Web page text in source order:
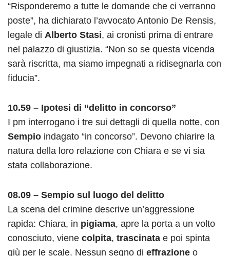
“Risponderemo a tutte le domande che ci verranno
poste”, ha dichiarato l’avvocato Antonio De Rensis,
legale di Alberto Stasi, ai cronisti prima di entrare
nel palazzo di giustizia. “Non so se questa vicenda
sarà riscritta, ma siamo impegnati a ridisegnarla con
fiducia”.
10.59 – Ipotesi di “delitto in concorso”
I pm interrogano i tre sui dettagli di quella notte, con
Sempio indagato “in concorso”. Devono chiarire la
natura della loro relazione con Chiara e se vi sia
stata collaborazione.
08.09 – Sempio sul luogo del delitto
La scena del crimine descrive un’aggressione
rapida: Chiara, in pigiama, apre la porta a un volto
conosciuto, viene colpita, trascinata e poi spinta
giù per le scale. Nessun segno di effrazione o